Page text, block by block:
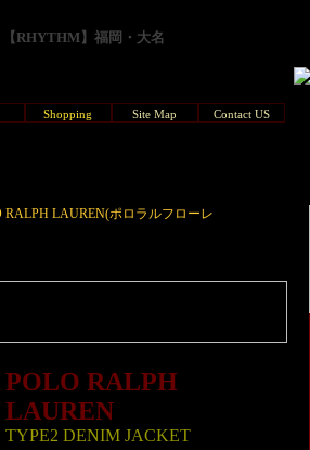
RHYTHM】福岡・大名
Shopping Site Map Contact US
RALPH LAUREN(ポロラルフローレ
POLO RALPH
LAUREN
TYPE2 DENIM JACKET